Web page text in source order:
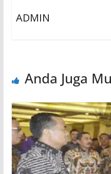
ADMIN
Anda Juga